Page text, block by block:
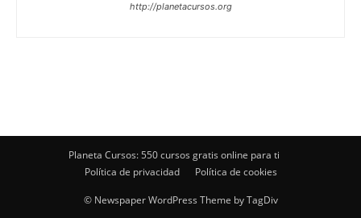
http://planetacursos.org
Planeta Cursos: 550 cursos gratis online para ti
Política de privacidad
Política de cookies
© Newspaper WordPress Theme by TagDiv